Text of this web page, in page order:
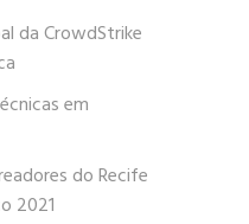
da CrowdStrike
em
do Recife
2021